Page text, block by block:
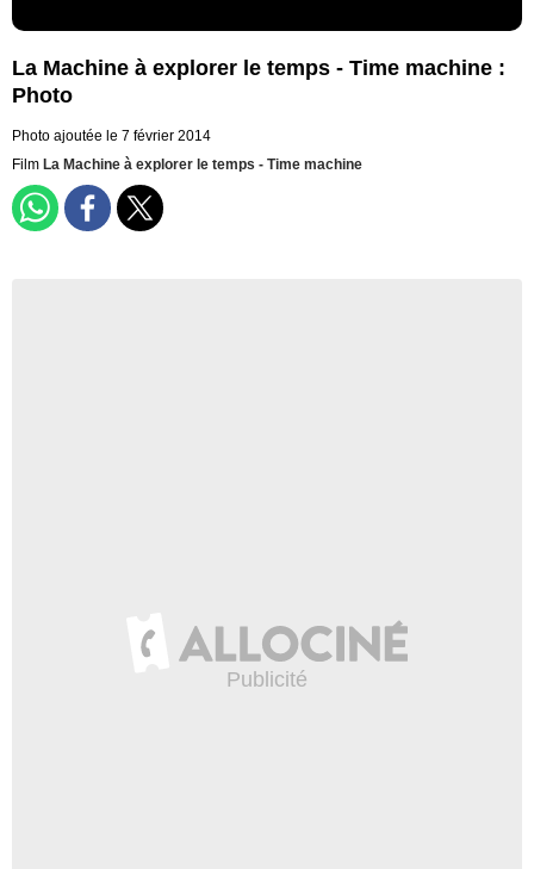
La Machine à explorer le temps - Time machine :
Photo
Photo ajoutée le 7 février 2014
Film La Machine à explorer le temps - Time machine